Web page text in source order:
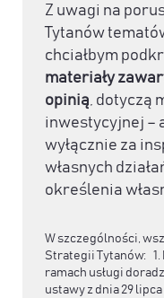
Z uwagi na
Tytanów
chciałbym
materiały
opinią, dotyczą
inwestycyjnej –
wyłącznie za
własnych
określenia
W szczególności,
Strategii Tytanów:
ramach usługi
ustawy z dnia 29